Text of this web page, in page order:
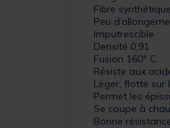
Fibre synthétique
Peu
Imputrescible
Densité 0,91
Fusion 160° C
Résiste aux
Léger, flotte sur
Permet les
Se coupe à
Bonne